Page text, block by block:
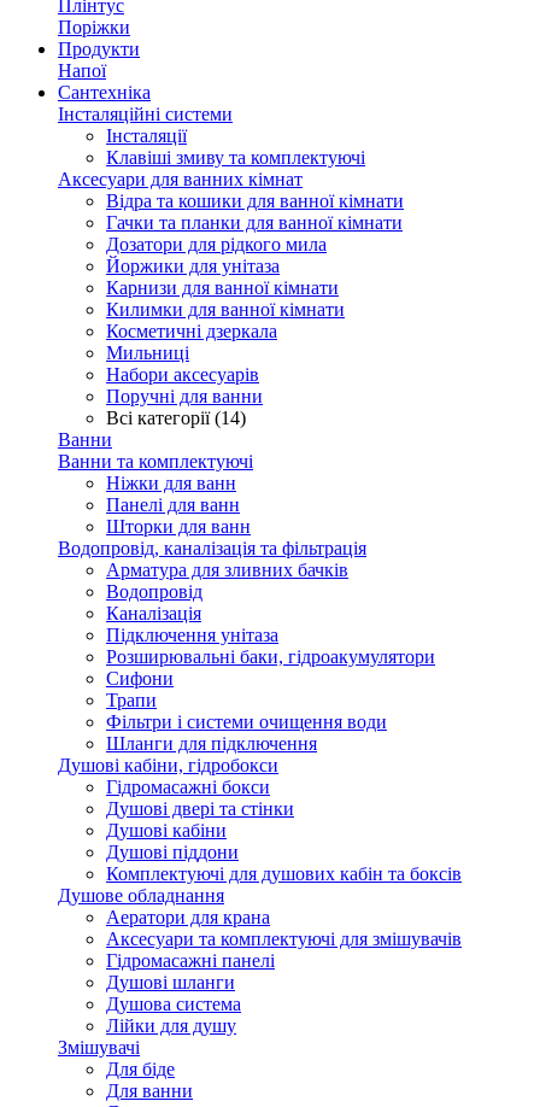
Плінтус
Поріжки
Продукти
Напої
Сантехніка
Інсталяційні системи
Інсталяції
Клавіші змиву та комплектуючі
Аксесуари для ванних кімнат
Відра та кошики для ванної кімнати
Гачки та планки для ванної кімнати
Дозатори для рідкого мила
Йоржики для унітаза
Карнизи для ванної кімнати
Килимки для ванної кімнати
Косметичні дзеркала
Мильниці
Набори аксесуарів
Поручні для ванни
Всі категорії (14)
Ванни
Ванни та комплектуючі
Ніжки для ванн
Панелі для ванн
Шторки для ванн
Водопровід, каналізація та фільтрація
Арматура для зливних бачків
Водопровід
Каналізація
Підключення унітаза
Розширювальні баки, гідроакумулятори
Сифони
Трапи
Фільтри і системи очищення води
Шланги для підключення
Душові кабіни, гідробокси
Гідромасажні бокси
Душові двері та стінки
Душові кабіни
Душові піддони
Комплектуючі для душових кабін та боксів
Душове обладнання
Аератори для крана
Аксесуари та комплектуючі для змішувачів
Гідромасажні панелі
Душові шланги
Душова система
Лійки для душу
Змішувачі
Для біде
Для ванни